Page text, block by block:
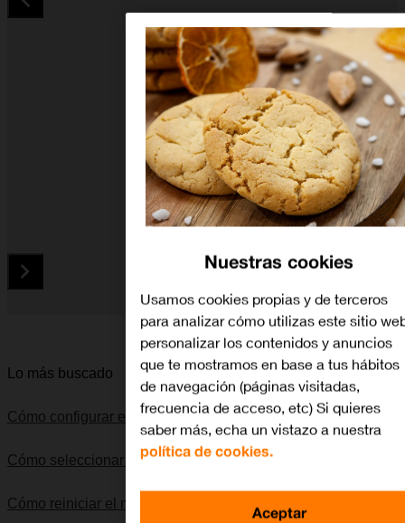
Diapositiva 1 de 5. Xiaomi Redmi 4A - Black - imagen 1
Lo más buscado
Cómo configurar el móvil para internet
Cómo seleccionar una red
Cómo reiniciar el móvil
Nuestras cookies
Usamos cookies propias y de terceros
para analizar cómo utilizas este sitio
personalizar los contenidos y anuncios
que te mostramos en base a tus hábitos
de navegación (páginas visitadas,
frecuencia de acceso, etc) Si quieres
saber más, echa un vistazo a nuestra
política de cookies.
Aceptar